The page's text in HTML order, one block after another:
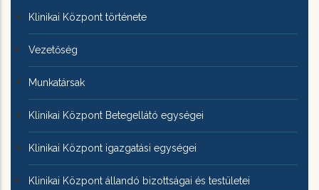
KLINIKAI
KÖZPONTRÓL
Klinikai Központ története
Vezetőség
Munkatársak
Klinikai Központ Betegellátó egységei
Klinikai Központ igazgatási egységei
Klinikai Központ állandó bizottságai és testületei